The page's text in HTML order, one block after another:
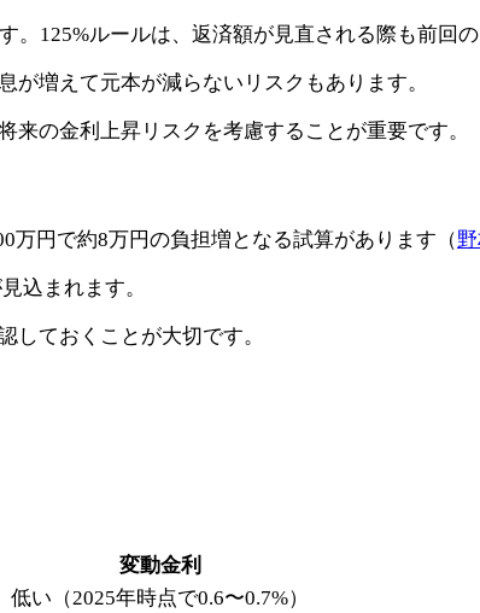
125%ルールは、返済額が見直される際も前回の
増えて元本が減らないリスクもあります。
の金利上昇リスクを考慮することが重要です。
万円で約8万円の負担増となる試算があります（
込まれます。
しておくことが大切です。
変動金利
低い（2025年時点で0.6〜0.7%）